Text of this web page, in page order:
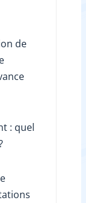
de
: quel